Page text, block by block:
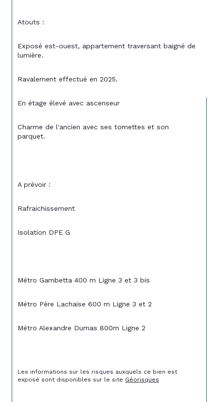
Atouts :
Exposé est-ouest, appartement traversant baigné de
lumière.
Ravalement effectué en 2025.
En étage élevé avec ascenseur
Charme de l'ancien avec ses tomettes et son
parquet.
A prévoir :
Rafraichissement
Isolation DPE G
Métro Gambetta 400 m Ligne 3 et 3 bis
Métro Père Lachaise 600 m Ligne 3 et 2
Métro Alexandre Dumas 800m Ligne 2
Les informations sur les risques auxquels ce bien est
exposé sont disponibles sur le site Géorisques